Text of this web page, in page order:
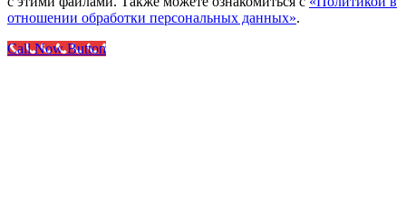
отношении обработки персональных данных».
Call Now Button